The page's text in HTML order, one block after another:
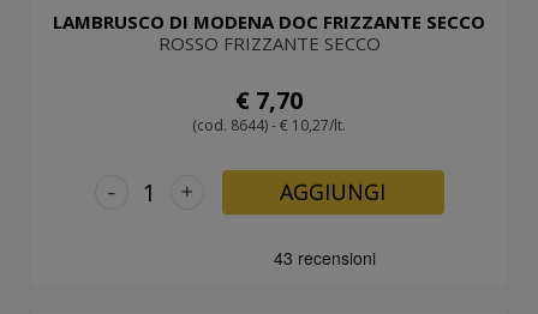
LAMBRUSCO DI MODENA DOC FRIZZANTE SECCO
ROSSO FRIZZANTE SECCO
€ 7,70
(cod. 8644) - € 10,27/lt.
+
- AGGIUNGI